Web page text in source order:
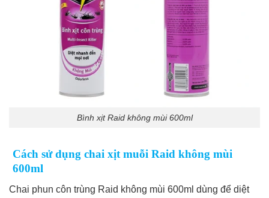
Bình xịt Raid không mùi 600ml
Cách sử dụng chai xịt muỗi Raid không mùi
600ml
Chai phun côn trùng Raid không mùi 600ml dùng để diệt